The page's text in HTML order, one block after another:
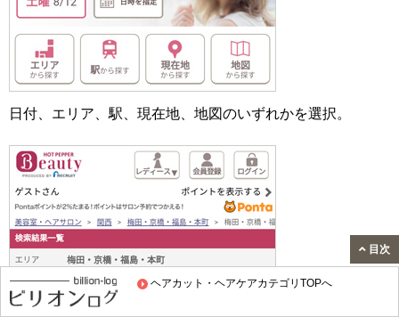
ヘアカット・ヘアケアカテゴリTOPへ
日付、エリア、駅、現在地、地図のいずれかを選択。
目次